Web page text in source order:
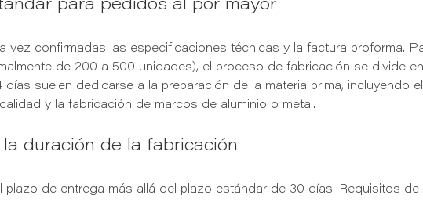
para pedidos al por mayor
vez confirmadas las especificaciones técnicas y la factura proforma.
de 200 a 500 unidades), el proceso de fabricación se divide en
suelen dedicarse a la preparación de la materia prima, incluyendo el
y la fabricación de marcos de aluminio o metal.
duración de la fabricación
plazo de entrega más allá del plazo estándar de 30 días. Requisitos de